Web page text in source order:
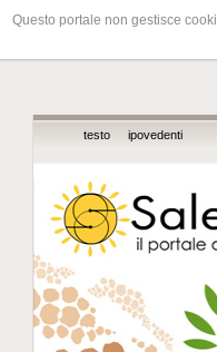
Questo portale non gestisce
testo ipovedenti